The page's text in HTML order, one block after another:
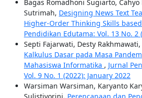
Bagas Romadhoni Sugiarto,
Sutrimah, Designing News Text
Higher-Order Thinking Skills
Pendidikan Edutama: Vol. 13 No. 2
Septi Fajarwati, Desty Rakhmawati,
Kalkulus Dasar pada Masa
Mahasiswa Informatika , Jurnal
Vol. 9 No. 1 (2022): January 2022
Warsiman Warsiman, Karyanto